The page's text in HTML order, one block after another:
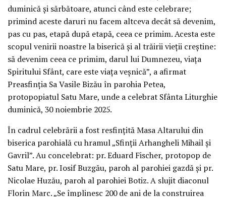
duminică și sărbătoare, atunci când este celebrare;
primind aceste daruri nu facem altceva decât să devenim,
pas cu pas, etapă după etapă, ceea ce primim. Acesta este
scopul venirii noastre la biserică și al trăirii vieții creștine:
să devenim ceea ce primim, darul lui Dumnezeu, viața
Spiritului Sfânt, care este viața veșnică”, a afirmat
Preasfinția Sa Vasile Bizău în parohia Petea,
protopopiatul Satu Mare, unde a celebrat Sfânta Liturghie
duminică, 30 noiembrie 2025.
În cadrul celebrării a fost resfințită Masa Altarului din
biserica parohială cu hramul „Sfinții Arhangheli Mihail și
Gavril”. Au concelebrat: pr. Eduard Fischer, protopop de
Satu Mare, pr. Iosif Buzgău, paroh al parohiei gazdă și pr.
Nicolae Huzău, paroh al parohiei Botiz. A slujit diaconul
Florin Marc. „Se împlinesc 200 de ani de la construirea